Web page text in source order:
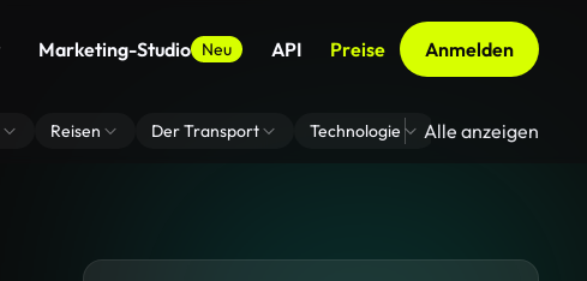
Marketing-Studio Neu API Preise Anmelden
Reisen Der Transport Technologie Zoom Virtuelle
Alle anzeigen